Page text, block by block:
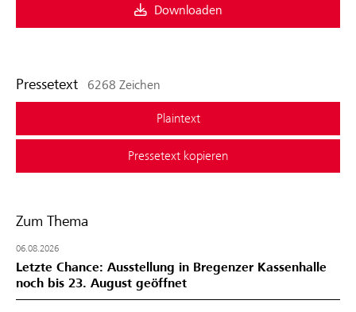
Downloaden
Pressetext 6268 Zeichen
Plaintext
Pressetext kopieren
Zum Thema
06.08.2026
Letzte Chance: Ausstellung in Bregenzer Kassenhalle
noch bis 23. August geöffnet